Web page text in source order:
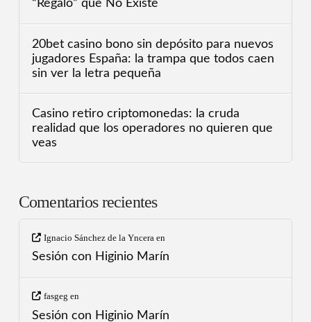
“Regalo” que No Existe
20bet casino bono sin depósito para nuevos
jugadores España: la trampa que todos caen
sin ver la letra pequeña
Casino retiro criptomonedas: la cruda
realidad que los operadores no quieren que
veas
Comentarios recientes
Ignacio Sánchez de la Yncera en
Sesión con Higinio Marín
fasgeg en
Sesión con Higinio Marín